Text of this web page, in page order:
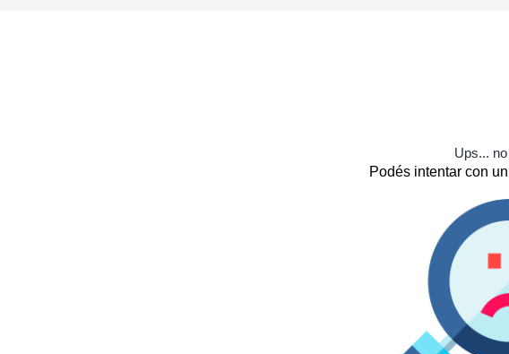
Ups...
Podés intentar con